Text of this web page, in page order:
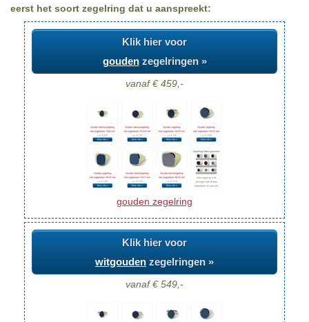
eerst het soort zegelring dat u aanspreekt:
Klik hier voor
goudenzegelringen »
vanaf € 459,-
gouden zegelring
Klik hier voor
witgouden zegelringen »
vanaf € 549,-